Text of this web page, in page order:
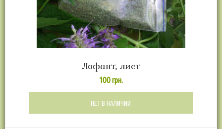
Лофант, лист
100грн.
НЕТ В НАЛИЧИИ